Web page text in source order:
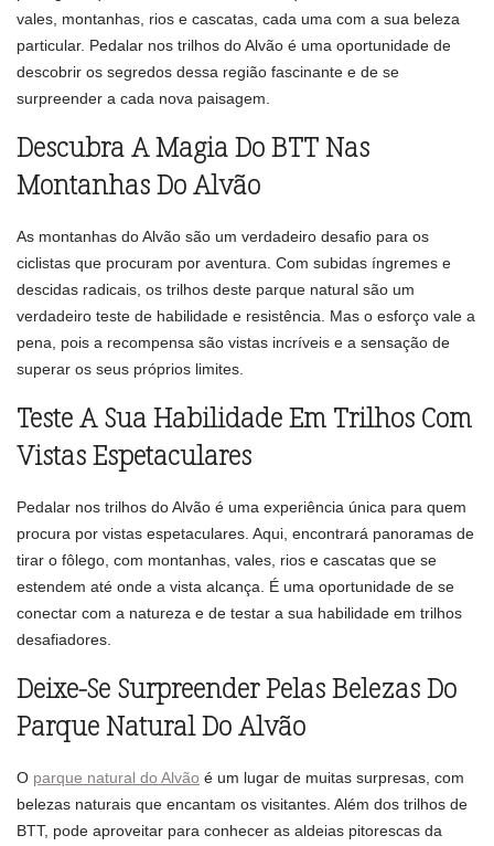
vales, montanhas, rios e cascatas, cada uma com a sua beleza
particular. Pedalar nos trilhos do Alvão é uma oportunidade de
descobrir os segredos dessa região fascinante e de se
surpreender a cada nova paisagem.
Descubra A Magia Do BTT Nas
Montanhas Do Alvão
As montanhas do Alvão são um verdadeiro desafio para os
ciclistas que procuram por aventura. Com subidas íngremes e
descidas radicais, os trilhos deste parque natural são um
verdadeiro teste de habilidade e resistência. Mas o esforço vale a
pena, pois a recompensa são vistas incríveis e a sensação de
superar os seus próprios limites.
Teste A Sua Habilidade Em Trilhos Com
Vistas Espetaculares
Pedalar nos trilhos do Alvão é uma experiência única para quem
procura por vistas espetaculares. Aqui, encontrará panoramas de
tirar o fôlego, com montanhas, vales, rios e cascatas que se
estendem até onde a vista alcança. É uma oportunidade de se
conectar com a natureza e de testar a sua habilidade em trilhos
desafiadores.
Deixe-Se Surpreender Pelas Belezas Do
Parque Natural Do Alvão
O parque natural do Alvão é um lugar de muitas surpresas, com
belezas naturais que encantam os visitantes. Além dos trilhos de
BTT, pode aproveitar para conhecer as aldeias pitorescas da